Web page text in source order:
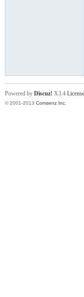
Powered by Discuz! X3.4
© 2001-2013 Comsenz Inc.